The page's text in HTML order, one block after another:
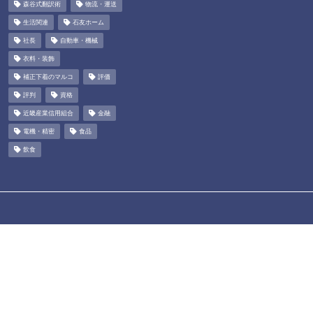
森谷式翻訳術 物流・運送
生活関連 石友ホーム
社長 自動車・機械
衣料・装飾
補正下着のマルコ 評価
評判 資格
近畿産業信用組合 金融
電機・精密 食品
飲食